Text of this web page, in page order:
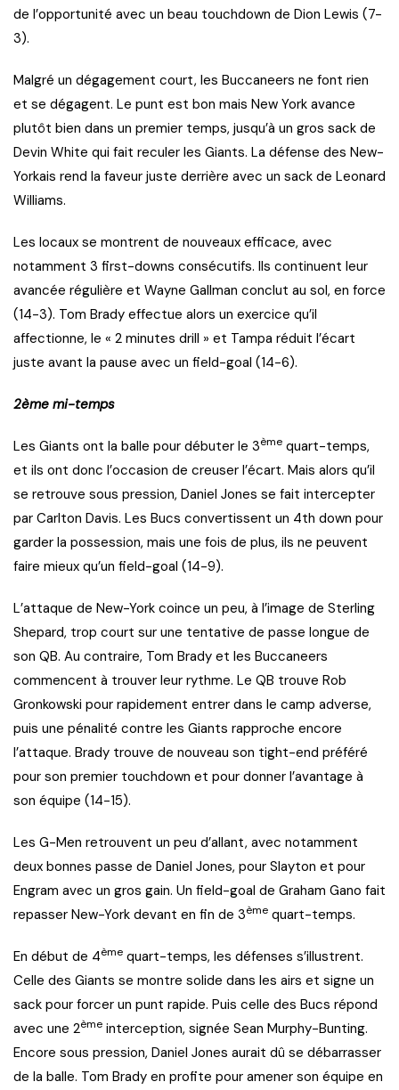
de l’opportunité avec un beau touchdown de Dion Lewis (7-
3).
Malgré un dégagement court, les Buccaneers ne font rien
et se dégagent. Le punt est bon mais New York avance
plutôt bien dans un premier temps, jusqu’à un gros sack de
Devin White qui fait reculer les Giants. La défense des New-
Yorkais rend la faveur juste derrière avec un sack de Leonard
Williams.
Les locaux se montrent de nouveaux efficace, avec
notamment 3 first-downs consécutifs. Ils continuent leur
avancée régulière et Wayne Gallman conclut au sol, en force
(14-3). Tom Brady effectue alors un exercice qu’il
affectionne, le « 2 minutes drill » et Tampa réduit l’écart
juste avant la pause avec un field-goal (14-6).
2ème mi-temps
Les Giants ont la balle pour débuter le 3ème quart-temps,
et ils ont donc l’occasion de creuser l’écart. Mais alors qu’il
se retrouve sous pression, Daniel Jones se fait intercepter
par Carlton Davis. Les Bucs convertissent un 4th down pour
garder la possession, mais une fois de plus, ils ne peuvent
faire mieux qu’un field-goal (14-9).
L’attaque de New-York coince un peu, à l’image de Sterling
Shepard, trop court sur une tentative de passe longue de
son QB. Au contraire, Tom Brady et les Buccaneers
commencent à trouver leur rythme. Le QB trouve Rob
Gronkowski pour rapidement entrer dans le camp adverse,
puis une pénalité contre les Giants rapproche encore
l’attaque. Brady trouve de nouveau son tight-end préféré
pour son premier touchdown et pour donner l’avantage à
son équipe (14-15).
Les G-Men retrouvent un peu d’allant, avec notamment
deux bonnes passe de Daniel Jones, pour Slayton et pour
Engram avec un gros gain. Un field-goal de Graham Gano fait
repasser New-York devant en fin de 3ème quart-temps.
En début de 4ème quart-temps, les défenses s’illustrent.
Celle des Giants se montre solide dans les airs et signe un
sack pour forcer un punt rapide. Puis celle des Bucs répond
avec une 2ème interception, signée Sean Murphy-Bunting.
Encore sous pression, Daniel Jones aurait dû se débarrasser
de la balle. Tom Brady en profite pour amener son équipe en